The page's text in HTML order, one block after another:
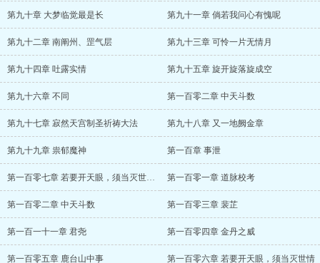
第九十章 大梦临觉最是长 第九十一章 倘若我问心有愧呢
第九十二章 南阐州、罡气层 第九十三章 可怜一片无情月
第九十四章 吐露实情 第九十五章 旋开旋落旋成空
第九十六章 不同 第一百零二章 中天斗数
第九十七章 寂然天宫制圣祈祷大法 第九十八章 又一地阙金章
第九十九章 祟郁魔神 第一百章 事泄
第一百零七章 若要开天眼，须当灭世情（二） 第一百零一章 道脉校考
第一百零二章 中天斗数 第一百零三章 裴芷
第一百一十一章 君尧 第一百零四章 金丹之威
第一百零五章 鹿台山中事 第一百零六章 若要开天眼，须当灭世情